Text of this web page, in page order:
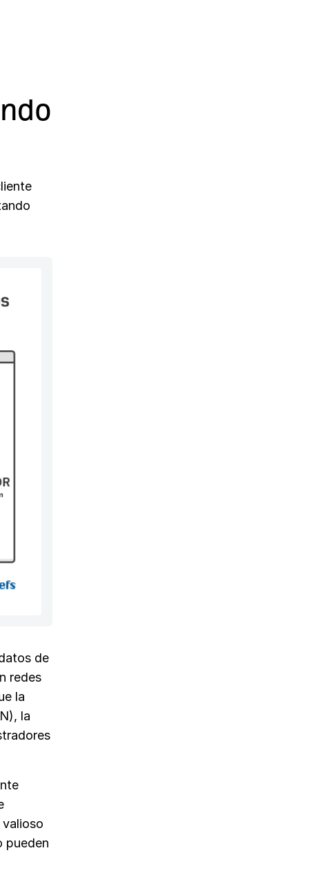
de
redes
la
la
pueden